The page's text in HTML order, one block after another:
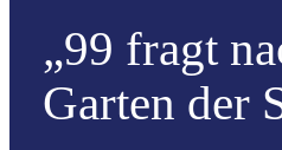
„99 fragt
Garten der